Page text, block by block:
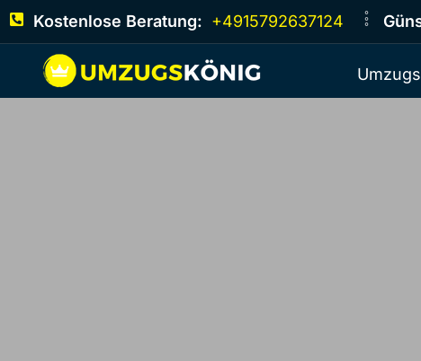
Kostenlose Beratung: +4915792637124